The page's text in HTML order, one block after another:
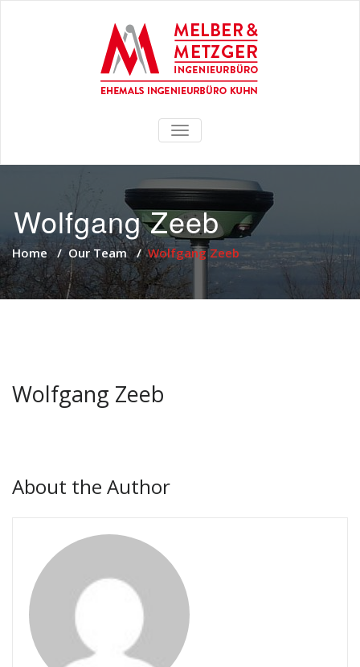
TOGGLE
NAVIGATION
Wolfgang Zeeb
Home/Our Team/Wolfgang Zeeb
Wolfgang Zeeb
About the Author